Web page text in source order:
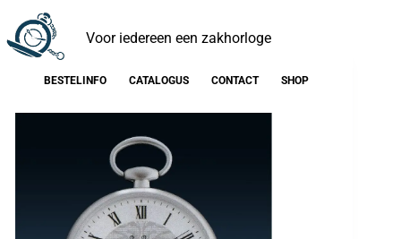
Voor iedereen een zakhorloge
BESTELINFO CATALOGUS CONTACT SHOP